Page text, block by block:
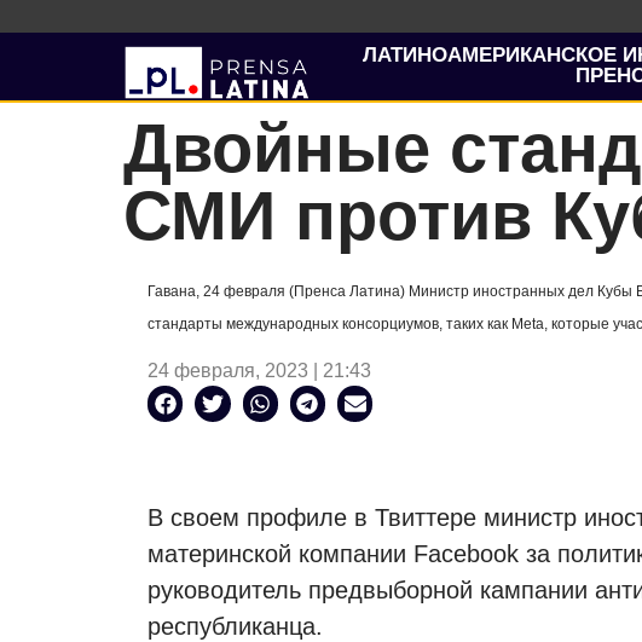
ЛАТИНОАМЕРИКАНСКОЕ
Двойные
СМИ против
Гавана, 24 февраля (Пренса Латина) Министр иностранных дел Кубы
стандарты международных консорциумов, таких как Meta, которые
24 февраля, 2023 | 21:43
В своем профиле в Твиттере министр
материнской компании Facebook за
руководитель предвыборной кампании
республиканца.